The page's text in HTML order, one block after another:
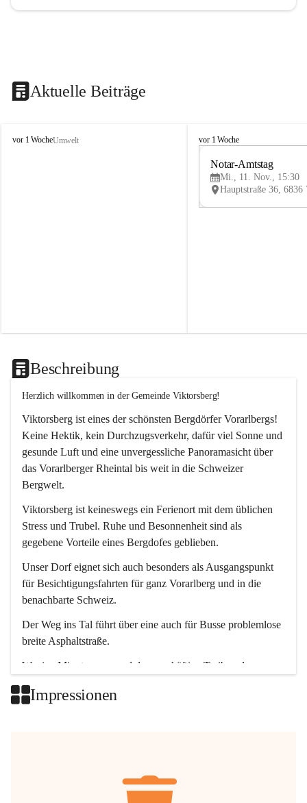
Aktuelle Beiträge
V
vor 1 WocheUmwelt
V
vor 1 Woche
Notar-Amtstag
Mi., 11. Nov., 15:30
Beschreibung
Herzlich willkommen in der Gemeinde Viktorsberg!
Viktorsberg ist eines der schönsten Bergdörfer Vorarlbergs!
Keine Hektik, kein Durchzugsverkehr, dafür viel Sonne und
gesunde Luft und eine unvergessliche Panoramasicht über
das Vorarlberger Rheintal bis weit in die Schweizer
Bergwelt.
Viktorsberg ist keineswegs ein Ferienort mit dem üblichen
Stress und Trubel. Ruhe und Besonnenheit sind als
gegebene Vorteile eines Bergdofes geblieben.
Unser Dorf eignet sich auch besonders als Ausgangspunkt
für Besichtigungsfahrten für ganz Vorarlberg und in die
benachbarte Schweiz.
Der Weg ins Tal führt über eine auch für Busse problemlose
breite Asphaltstraße.
Wenige Minuten nur, und das geschäftige Treiben der
Impressionen